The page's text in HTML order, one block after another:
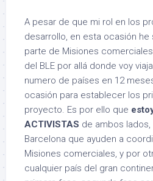
A pesar de que mi rol en los
desarrollo, en esta ocasión he
parte de Misiones
del BLE por allá donde voy
numero de países en 12
ocasión para establecer los
proyecto. Es por ello que
ACTIVISTAS de ambos
Barcelona que ayuden a
Misiones comerciales, y por
cualquier país del gran